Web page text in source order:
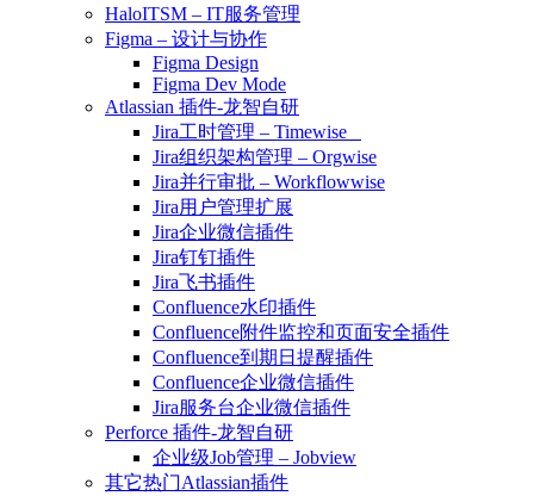
HaloITSM – IT服务管理
Figma – 设计与协作
Figma Design
Figma Dev Mode
Atlassian 插件-龙智自研
Jira工时管理 – Timewise
Jira组织架构管理 – Orgwise
Jira并行审批 – Workflowwise
Jira用户管理扩展
Jira企业微信插件
Jira钉钉插件
Jira飞书插件
Confluence水印插件
Confluence附件监控和页面安全插件
Confluence到期日提醒插件
Confluence企业微信插件
Jira服务台企业微信插件
Perforce 插件-龙智自研
企业级Job管理 – Jobview
其它热门Atlassian插件